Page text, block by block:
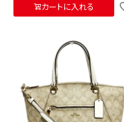
カートに入れる